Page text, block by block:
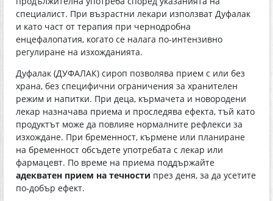
специалист. При възрастни лекари използват Дуфалак
и като част от терапия при чернодробна
енцефалопатия, когато се налага по-интензивно
регулиране на изхожданията.
Дуфалак (ДУФАЛАК) сироп позволява прием с или без
храна, без специфични ограничения за хранителен
режим и напитки. При деца, кърмачета и новородени
лекар назначава приема и проследява ефекта, тъй като
продуктът може да повлияе нормалните рефлекси за
изхождане. При бременност, кърмене или планиране
на бременност обсъдете употребата с лекар или
фармацевт. По време на приема поддържайте
адекватен прием на течности през деня, за да усетите
по-добър ефект.